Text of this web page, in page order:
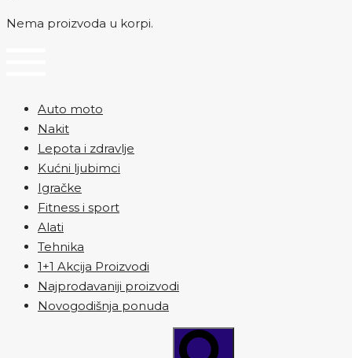
Nema proizvoda u korpi.
Auto moto
Nakit
Lepota i zdravlje
Kućni ljubimci
Igračke
Fitness i sport
Alati
Tehnika
1+1 Akcija Proizvodi
Najprodavaniji proizvodi
Novogodišnja ponuda